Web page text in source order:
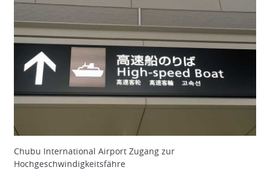
Chubu International Airport Zugang zur
Hochgeschwindigkeitsfähre